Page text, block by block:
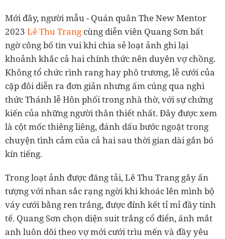
Mới đây, người mẫu - Quán quân The New Mentor
2023 Lê Thu Trang cùng diễn viên Quang Sơn bất
ngờ công bố tin vui khi chia sẻ loạt ảnh ghi lại
khoảnh khắc cả hai chính thức nên duyên vợ chồng.
Không tổ chức rình rang hay phô trương, lễ cưới của
cặp đôi diễn ra đơn giản nhưng ấm cúng qua nghi
thức Thánh lễ Hôn phối trong nhà thờ, với sự chứng
kiến của những người thân thiết nhất. Đây được xem
là cột mốc thiêng liêng, đánh dấu bước ngoặt trong
chuyện tình cảm của cả hai sau thời gian dài gắn bó
kín tiếng.
Trong loạt ảnh được đăng tải, Lê Thu Trang gây ấn
tượng với nhan sắc rạng ngời khi khoác lên mình bộ
váy cưới bằng ren trắng, được đính kết tỉ mỉ đầy tinh
tế. Quang Sơn chọn diện suit trắng cổ điển, ánh mắt
anh luôn dõi theo vợ mới cưới trìu mến và đầy yêu